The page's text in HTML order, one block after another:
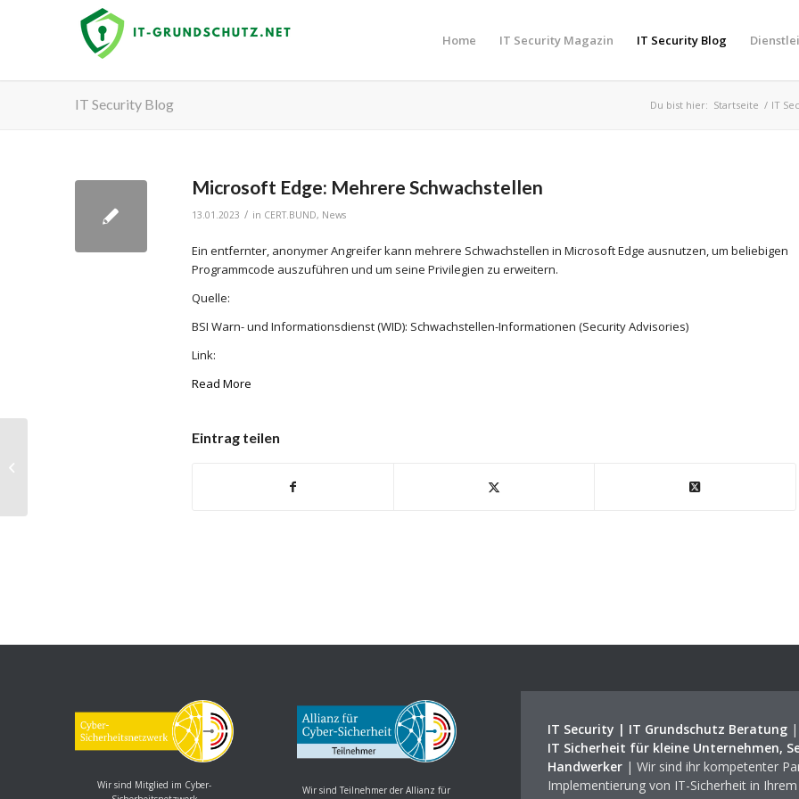
Home IT Security Magazin IT Security Blog
IT Security Blog Du bist hier: Startseite / IT
Microsoft Edge: Mehrere Schwachstellen
13.01.2023 / in CERT.BUND, News
Ein entfernter, anonymer Angreifer kann mehrere Schwachstellen in Microsoft Edge ausnutzen, um beliebigen
Programmcode auszuführen und um seine Privilegien zu erweitern.
Quelle:
BSI Warn- und Informationsdienst (WID): Schwachstellen-Informationen (Security Advisories)
Link:
Read More
Eintrag teilen
Wir sind Mitglied im Cyber-
Wir sind Teilnehmer der Allianz für
IT Security | IT Grundschutz Beratung|
IT Sicherheit für kleine Unternehmen,
Handwerker| Wir sind ihr kompetenter
Implementierung von IT-Sicherheit in
heise-Angebot: Die Webinar-Serie